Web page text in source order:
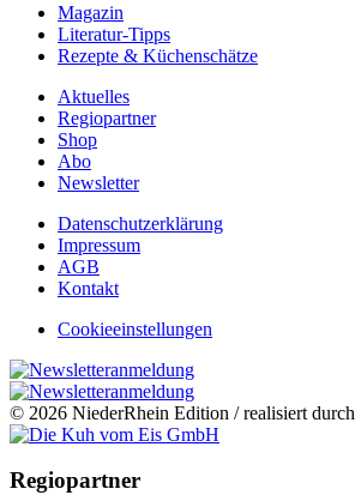
Magazin
Literatur-Tipps
Rezepte & Küchenschätze
Aktuelles
Regiopartner
Shop
Abo
Newsletter
Datenschutzerklärung
Impressum
AGB
Kontakt
Cookieeinstellungen
© 2026 NiederRhein Edition / realisiert durch
Regiopartner